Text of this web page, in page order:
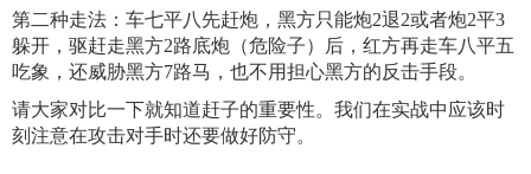
第二种走法：车七平八先赶炮，黑方只能炮2退2或者炮2平3
躲开，驱赶走黑方2路底炮（危险子）后，红方再走车八平五
吃象，还威胁黑方7路马，也不用担心黑方的反击手段。
请大家对比一下就知道赶子的重要性。我们在实战中应该时
刻注意在攻击对手时还要做好防守。